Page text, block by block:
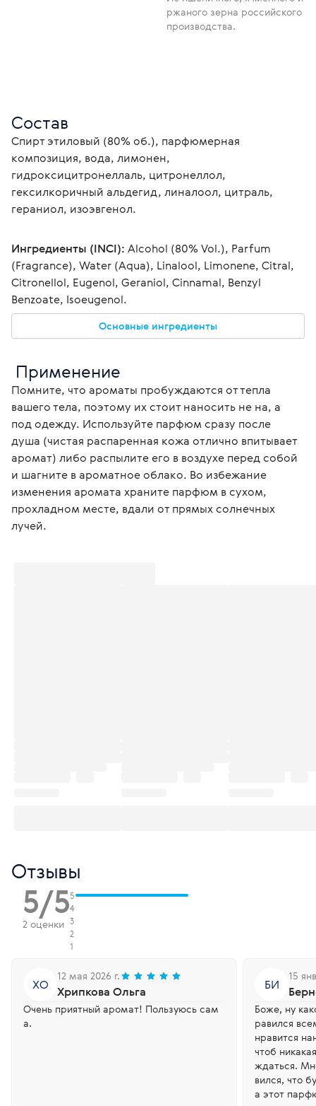
ржаного зерна российского
производства.
Состав
Спирт этиловый (80% об.), парфюмерная
композиция, вода, лимонен,
гидроксицитронеллаль, цитронеллол,
гексилкоричный альдегид, линалоол, цитраль,
гераниол, изоэвгенол.
Ингредиенты (INCI): Alcohol (80% Vol.), Parfum
(Fragrance), Water (Aqua), Linalool, Limonene, Citral,
Citronellol, Eugenol, Geraniol, Cinnamal, Benzyl
Benzoate, Isoeugenol.
Основные ингредиенты
Применение
Помните, что ароматы пробуждаются от тепла
вашего тела, поэтому их стоит наносить не на, а
под одежду. Используйте парфюм сразу после
душа (чистая распаренная кожа отлично впитывает
аромат) либо распылите его в воздухе перед собой
и шагните в ароматное облако. Во избежание
изменения аромата храните парфюм в сухом,
прохладном месте, вдали от прямых солнечных
лучей.
Отзывы
5/5
2 оценки
5
4
3
2
1
ХО
12 мая 2026 г.
Хрипкова Ольга
Очень приятный аромат! Пользуюсь сам
а.
БИ
15
Боже, ну
равился
нравится
чтоб
ждаться.
вился, что
а этот